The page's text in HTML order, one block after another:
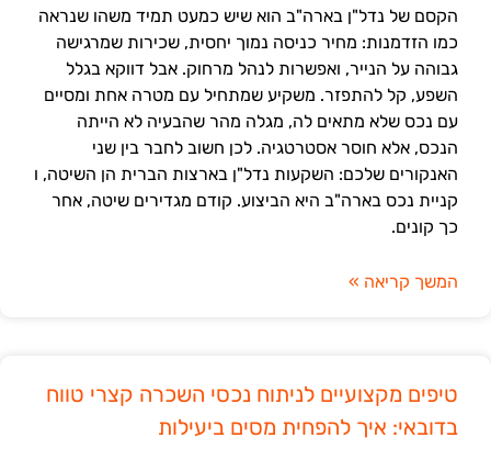
הקסם של נדל"ן בארה"ב הוא שיש כמעט תמיד משהו שנראה
כמו הזדמנות: מחיר כניסה נמוך יחסית, שכירות שמרגישה
גבוהה על הנייר, ואפשרות לנהל מרחוק. אבל דווקא בגלל
השפע, קל להתפזר. משקיע שמתחיל עם מטרה אחת ומסיים
עם נכס שלא מתאים לה, מגלה מהר שהבעיה לא הייתה
הנכס, אלא חוסר אסטרטגיה. לכן חשוב לחבר בין שני
האנקורים שלכם: השקעות נדל"ן בארצות הברית הן השיטה, ו
קניית נכס בארה"ב היא הביצוע. קודם מגדירים שיטה, אחר
כך קונים.
המשך קריאה »
טיפים מקצועיים לניתוח נכסי השכרה קצרי טווח
בדובאי: איך להפחית מסים ביעילות